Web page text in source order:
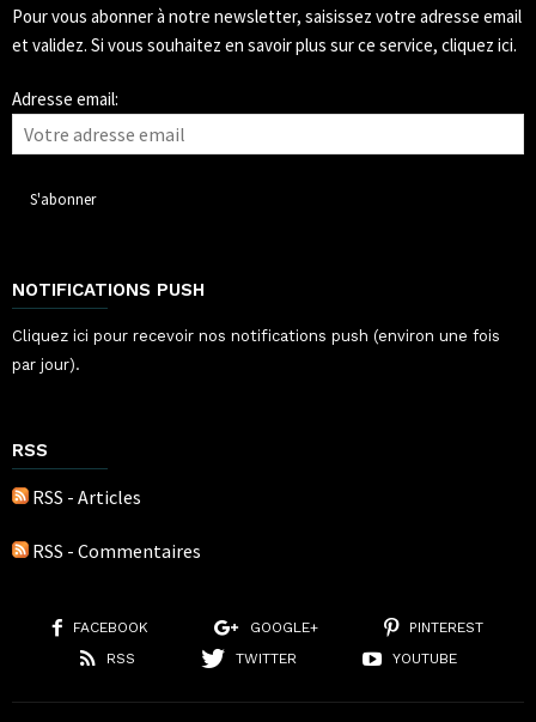
Pour vous abonner à notre newsletter, saisissez votre adresse email
et validez. Si vous souhaitez en savoir plus sur ce service, cliquez ici.
Adresse email:
NOTIFICATIONS PUSH
Cliquez ici pour recevoir nos notifications push (environ une fois
par jour).
RSS
RSS - Articles
RSS - Commentaires
FACEBOOK GOOGLE+
PINTEREST
RSS
TWITTER YOUTUBE